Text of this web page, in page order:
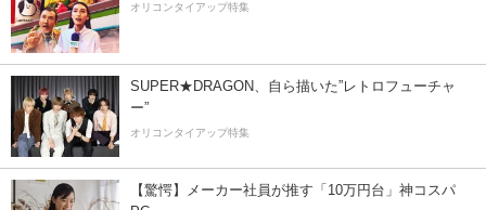
オリコンタイアップ特集
SUPER★DRAGON、自ら描いた”レトロフューチャ
ー”
オリコンタイアップ特集
【驚愕】メーカー社員が推す「10万円台」神コスパ